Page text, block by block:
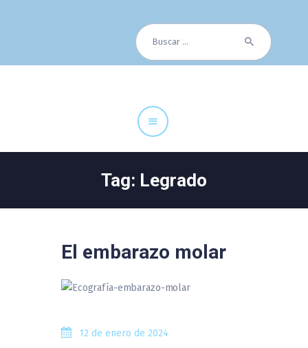
Buscar:
Tag: Legrado
Cuadro Médico
Especialidades
El embarazo molar
12 de enero de 2024